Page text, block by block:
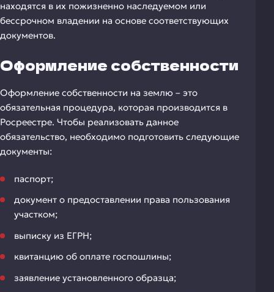
находятся в их пожизненно наследуемом или
бессрочном владении на основе соответствующих
документов.
Оформление собственности
Оформление собственности на землю – это
обязательная процедура, которая производится в
Росреестре. Чтобы реализовать данное
обязательство, необходимо подготовить следующие
документы:
паспорт;
документ о предоставлении права пользования
участком;
выписку из ЕГРН;
квитанцию об оплате госпошлины;
заявление установленного образца;